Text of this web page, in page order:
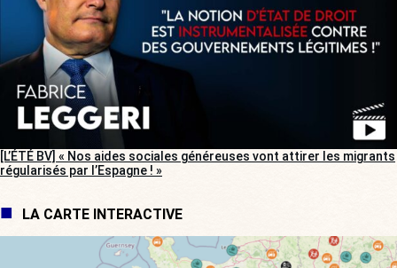
[L’ÉTÉ BV] « Nos aides sociales généreuses vont attirer les migrants
régularisés par l’Espagne ! »
LA CARTE INTERACTIVE